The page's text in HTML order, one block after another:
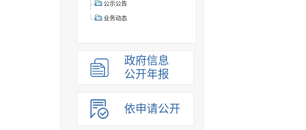
公示公告
业务动态
政府信息
公开年报
依申请公开